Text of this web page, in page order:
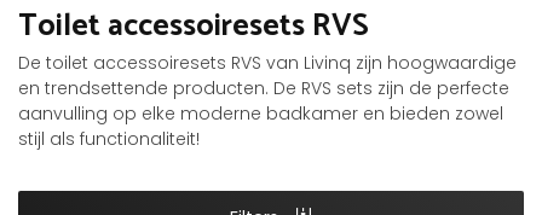
Toilet accessoiresets RVS
De toilet accessoiresets RVS van Livinq zijn hoogwaardige
en trendsettende producten. De RVS sets zijn de perfecte
aanvulling op elke moderne badkamer en bieden zowel
stijl als functionaliteit!